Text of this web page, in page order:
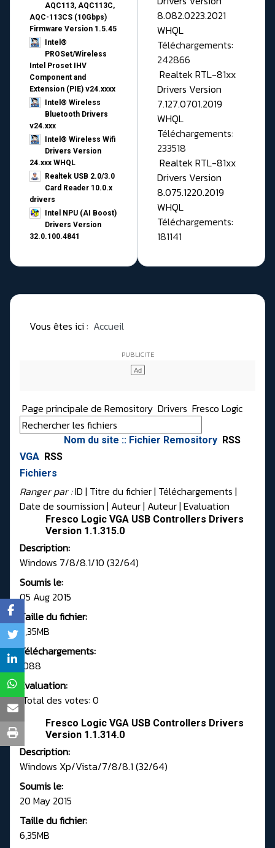
AQC113, AQC113C,
AQC-113CS (10Gbps)
Firmware Version 1.5.45
Intel®
PROSet/Wireless
Intel Proset IHV
Component and
Extension (PIE) v24.xxxx
Intel® Wireless
Bluetooth Drivers
v24.xxx
Intel® Wireless Wifi
Drivers Version
24.xxx WHQL
Realtek USB 2.0/3.0
Card Reader 10.0.x
drivers
Intel NPU (AI Boost)
Drivers Version
32.0.100.4841
8.082.0223.2021
WHQL
Téléchargements:
242866
Realtek RTL-81xx
Drivers Version
7.127.0701.2019
WHQL
Téléchargements:
233518
Realtek RTL-81xx
Drivers Version
8.075.1220.2019
WHQL
Téléchargements:
181141
Vous êtes ici : Accueil
Page principale de Remository Drivers Fresco Logic
Nom du site :: Fichier Remository RSS
VGA RSS
Fichiers
Ranger par :ID | Titre du fichier | Téléchargements |
Date de soumission | Auteur| Auteur| Evaluation
Fresco Logic VGA USB Controllers Drivers
Version 1.1.315.0
Description:
Windows 7/8/8.1/10 (32/64)
Soumis le:
05 Aug 2015
Taille du fichier:
6,35MB
Téléchargements:
1088
Evaluation:
Total des votes: 0
Fresco Logic VGA USB Controllers Drivers
Version 1.1.314.0
Description:
Windows Xp/Vista/7/8/8.1 (32/64)
Soumis le:
20 May 2015
Taille du fichier:
6,35MB